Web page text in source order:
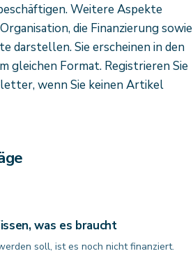
Weitere Aspekte
die Finanzierung sowie
darstellen. Sie erscheinen in den
gleichen Format. Registrieren Sie
wenn Sie keinen Artikel
was es braucht
soll, ist es noch nicht finanziert.